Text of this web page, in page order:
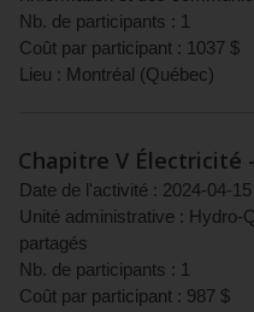
Nb. de participants : 1
Coût par participant : 1037 $
Lieu : Montréal (Québec)
Chapitre V Électricité
Date de l'activité : 2024-04-15
Unité administrative : Hydro-
partagés
Nb. de participants : 1
Coût par participant : 987 $